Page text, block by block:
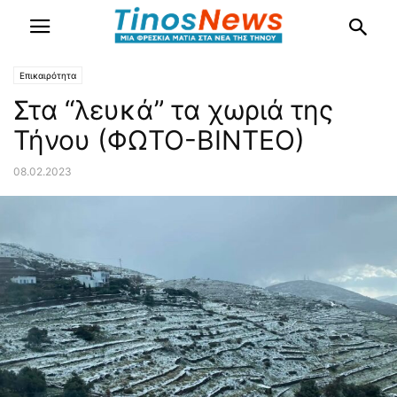
Επικαιρότητα
Στα “λευκά” τα χωριά της
Τήνου (ΦΩΤΟ-ΒΙΝΤΕΟ)
08.02.2023